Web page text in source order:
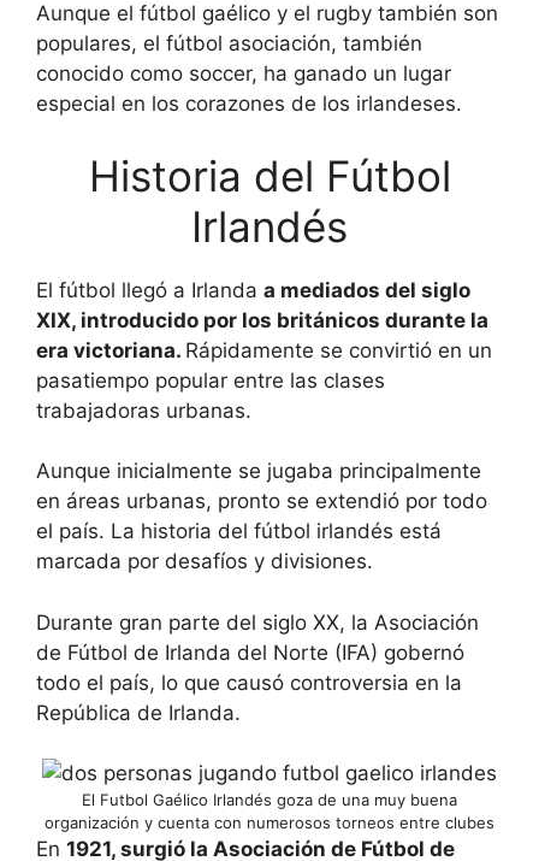
Aunque el fútbol gaélico y el rugby también son
populares, el fútbol asociación, también
conocido como soccer, ha ganado un lugar
especial en los corazones de los irlandeses.
Historia del Fútbol
Irlandés
El fútbol llegó a Irlanda a mediados del siglo
XIX, introducido por los británicos durante la
era victoriana. Rápidamente se convirtió en un
pasatiempo popular entre las clases
trabajadoras urbanas.
Aunque inicialmente se jugaba principalmente
en áreas urbanas, pronto se extendió por todo
el país. La historia del fútbol irlandés está
marcada por desafíos y divisiones.
Durante gran parte del siglo XX, la Asociación
de Fútbol de Irlanda del Norte (IFA) gobernó
todo el país, lo que causó controversia en la
República de Irlanda.
El Futbol Gaélico Irlandés goza de una muy buena
organización y cuenta con numerosos torneos entre clubes
En 1921, surgió la Asociación de Fútbol de